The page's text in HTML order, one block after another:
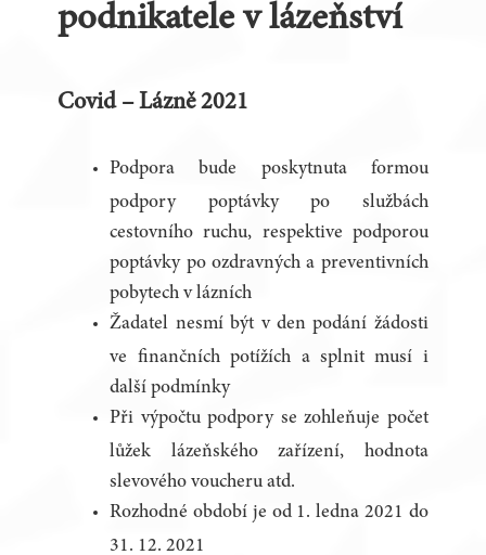
podnikatele v lázeňství
Covid – Lázně 2021
Podpora bude poskytnuta formou
podpory poptávky po službách
cestovního ruchu, respektive podporou
poptávky po ozdravných a preventivních
pobytech v lázních
Žadatel nesmí být v den podání žádosti
ve finančních potížích a splnit musí i
další podmínky
Při výpočtu podpory se zohleňuje počet
lůžek lázeňského zařízení, hodnota
slevového voucheru atd.
Rozhodné období je od 1. ledna 2021 do
31. 12. 2021